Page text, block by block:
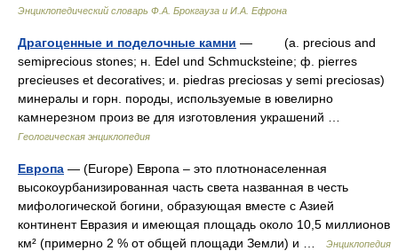
Энциклопедический словарь Ф.А. Брокгауза и И.А. Ефрона
Драгоценные и поделочные камни — (a. precious and
semiprecious stones; н. Edel und Schmucksteine; ф. pierres
precieuses et decoratives; и. piedras preciosas y semi preciosas)
минералы и горн. породы, используемые в ювелирно
камнерезном произ ве для изготовления украшений …
Геологическая энциклопедия
Европа — (Europe) Европа – это плотнонаселенная
высокоурбанизированная часть света названная в честь
мифологической богини, образующая вместе с Азией
континент Евразия и имеющая площадь около 10,5 миллионов
км² (примерно 2 % от общей площади Земли) и …
Энциклопедия